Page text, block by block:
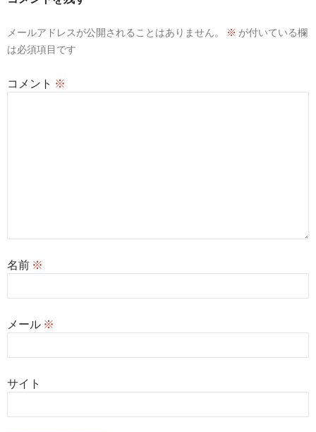
メールアドレスが公開されることはありません。 ※ が付いている欄
は必須項目です
コメント ※
名前 ※
メール ※
サイト